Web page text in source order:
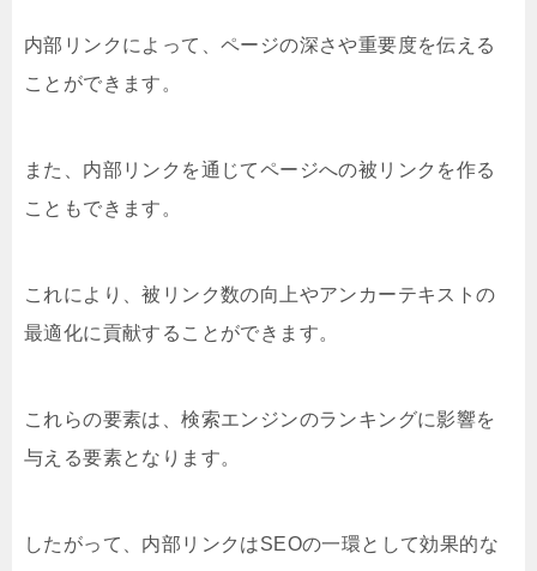
内部リンクによって、ページの深さや重要度を伝える
ことができます。
また、内部リンクを通じてページへの被リンクを作る
こともできます。
これにより、被リンク数の向上やアンカーテキストの
最適化に貢献することができます。
これらの要素は、検索エンジンのランキングに影響を
与える要素となります。
したがって、内部リンクはSEOの一環として効果的な